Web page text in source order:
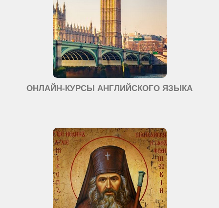
ОНЛАЙН-КУРСЫ АНГЛИЙСКОГО ЯЗЫКА